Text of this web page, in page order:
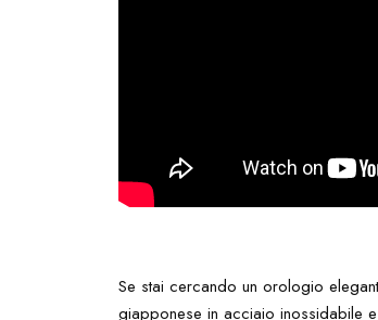
Se stai cercando un orologio
giapponese in acciaio inossidabile